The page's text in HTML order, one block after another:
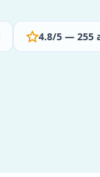
4.8/5 — 255